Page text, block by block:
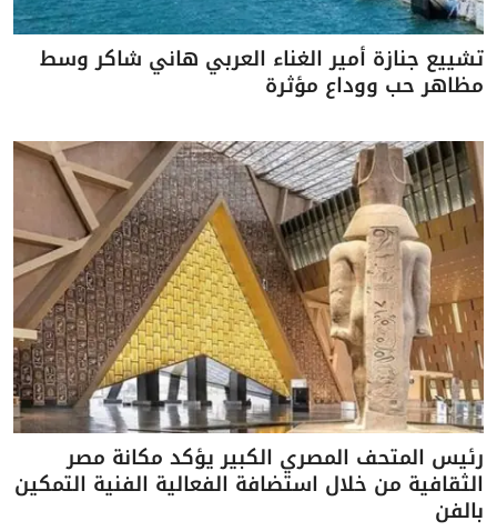
تشييع جنازة أمير الغناء العربي هاني شاكر وسط
مظاهر حب ووداع مؤثرة
رئيس المتحف المصري الكبير يؤكد مكانة مصر
الثقافية من خلال استضافة الفعالية الفنية التمكين
بالفن